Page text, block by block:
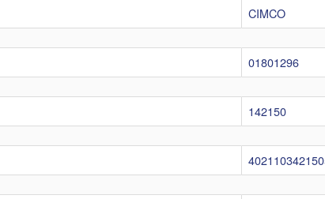
CIMCO
01801296
142150